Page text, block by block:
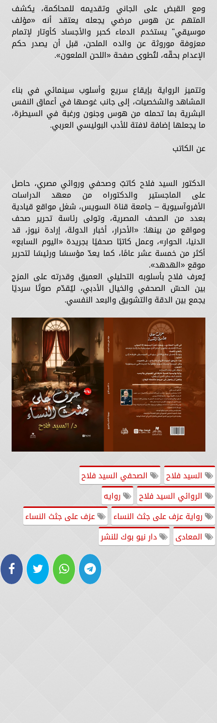
ومع القبض على الجاني وتقديمه للمحاكمة، يكشف
المتهم عن هوس مرضي يجعله يعتقد أنه «مؤلف
موسيقي" يستخدم الدماء كحبر والأجساد كأوتار لإتمام
معزوفة موروثة عن والده الملحن، قبل أن يصدر حكم
الإعدام بحقّه، لتُطوى صفحة «اللحن الملعون».
وتتميز الرواية بإيقاع سريع وأسلوب سينمائي في بناء
المشاهد والشخصيات، إلى جانب غوصها في أعماق النفس
البشرية بما تحمله من هوس وجنون ورغبة في السيطرة،
ما يجعلها إضافة لافتة للأدب البوليسي العربي.
عن الكاتب
الدكتور السيد فلاح كاتبٌ وصحفي وروائي مصري، حاصل
على الماجستير والدكتوراه من معهد الدراسات
الأفروآسيوية – جامعة قناة السويس، شغل مواقع قيادية
بعدد من الصحف المصرية، وتولى رئاسة تحرير صحف
ومواقع من بينها: «الأحرار، أخبار الدولة، إرادة نيوز، قد
الدنيا، الحوار»، وعمل كاتبًا صحفيًا بجريدة «اليوم السابع»
أكثر من خمسة عشر عامًا، كما يعدّ مؤسسًا ورئيسًا لتحرير
موقع «الهدهد».
يُعرف فلاح بأسلوبه التحليلي العميق وقدرته على المزج
بين الحسّ الصحفي والخيال الأدبي، ليُقدّم صوتًا سرديًا
يجمع بين الدقة والتشويق والبعد النفسي.
السيد فلاح
الصحفي السيد فلاح
الروائي السيد فلاح
روايه
رواية عزف على جثث النساء
عزف على جثث النساء
المعادى
دار نيو بوك للنشر